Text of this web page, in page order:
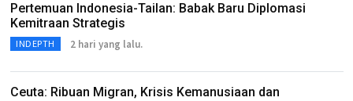
Pertemuan Indonesia-Tailan: Babak Baru Diplomasi
Kemitraan Strategis
INDEPTH 2 hari yang lalu.
Ceuta: Ribuan Migran, Krisis Kemanusiaan dan